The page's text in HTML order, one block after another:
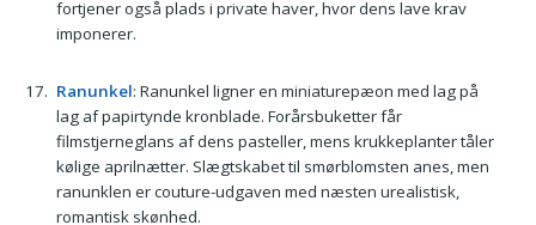
fortjener også plads i private haver, hvor dens lave krav
imponerer.
Ranunkel: Ranunkel ligner en miniaturepæon med lag på
lag af papirtynde kronblade. Forårsbuketter får
filmstjerneglans af dens pasteller, mens krukkeplanter tåler
kølige aprilnætter. Slægtskabet til smørblomsten anes, men
ranunklen er couture-udgaven med næsten urealistisk,
romantisk skønhed.